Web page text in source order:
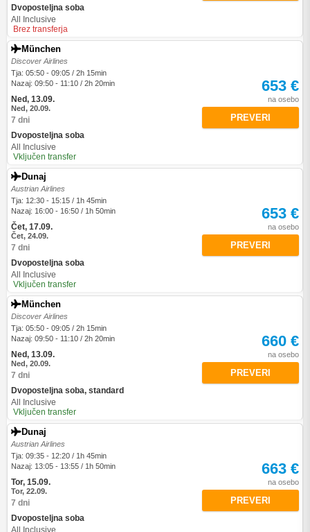
Dvoposteljna soba
All Inclusive
Brez transferja
München
Discover Airlines
Tja: 05:50 - 09:05 / 2h 15min
Nazaj: 09:50 - 11:10 / 2h 20min
Ned, 13.09.
Ned, 20.09.
7 dni
Dvoposteljna soba
All Inclusive
Vključen transfer
653 €
na osebo
PREVERI
Dunaj
Austrian Airlines
Tja: 12:30 - 15:15 / 1h 45min
Nazaj: 16:00 - 16:50 / 1h 50min
Čet, 17.09.
Čet, 24.09.
7 dni
Dvoposteljna soba
All Inclusive
Vključen transfer
653 €
na osebo
PREVERI
München
Discover Airlines
Tja: 05:50 - 09:05 / 2h 15min
Nazaj: 09:50 - 11:10 / 2h 20min
Ned, 13.09.
Ned, 20.09.
7 dni
Dvoposteljna soba, standard
All Inclusive
Vključen transfer
660 €
na osebo
PREVERI
Dunaj
Austrian Airlines
Tja: 09:35 - 12:20 / 1h 45min
Nazaj: 13:05 - 13:55 / 1h 50min
Tor, 15.09.
Tor, 22.09.
7 dni
Dvoposteljna soba
All Inclusive
663 €
na osebo
PREVERI